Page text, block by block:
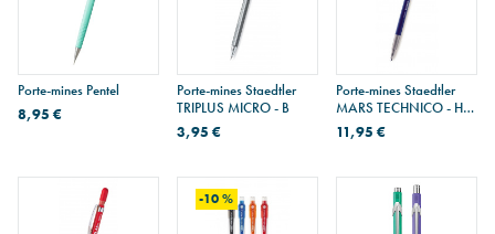
Porte-mines Pentel
8,95 €
Porte-mines Staedtler
TRIPLUS MICRO - B
3,95 €
Porte-mines Staedtler
MARS TECHNICO - HB
- 2 mm
11,95 €
-10 %